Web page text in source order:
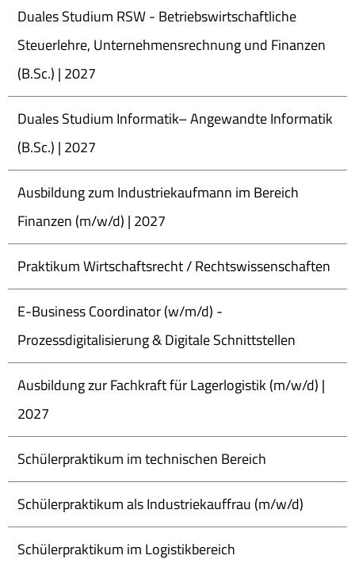
Duales Studium RSW - Betriebswirtschaftliche
Steuerlehre, Unternehmensrechnung und Finanzen
(B.Sc.) | 2027
Duales Studium Informatik– Angewandte Informatik
(B.Sc.) | 2027
Ausbildung zum Industriekaufmann im Bereich
Finanzen (m/w/d) | 2027
Praktikum Wirtschaftsrecht / Rechtswissenschaften
E-Business Coordinator (w/m/d) -
Prozessdigitalisierung & Digitale Schnittstellen
Ausbildung zur Fachkraft für Lagerlogistik (m/w/d) |
2027
Schülerpraktikum im technischen Bereich
Schülerpraktikum als Industriekauffrau (m/w/d)
Schülerpraktikum im Logistikbereich